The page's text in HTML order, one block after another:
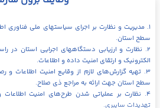
۱. مدیریت و نظارت بر اجرای سیاستهای ملی فناوری
سطح استان.
۲. نظارت و ارزیابی دستگاههای اجرایی استان در
الکترونیک و ارتقای امنیت داده و اطلاعات.
۳. تهیه گزارش‌های لازم از وقایع امنیت اطلاعات و
سطح استان جهت ارائه به مراجع ذی صلاح.
۴. نظارت بر عملیاتی شدن طرح‌های امنیت اطلاعات
تهدیدات سایبری.